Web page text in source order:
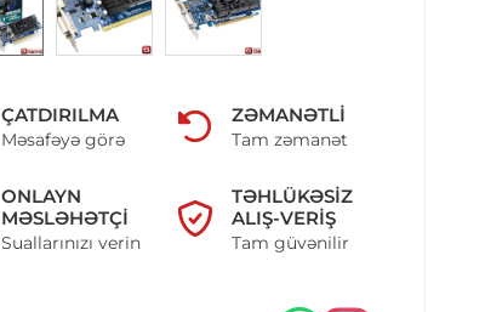
ÇATDIRILMA
Məsafəyə görə
ZƏMANƏTLI
Tam zəmanət
ONLAYN
MƏSLƏHƏTÇI
Suallarınızı verin
TƏHLÜKƏSIZ
ALIŞ-VERIŞ
Tam güvənilir